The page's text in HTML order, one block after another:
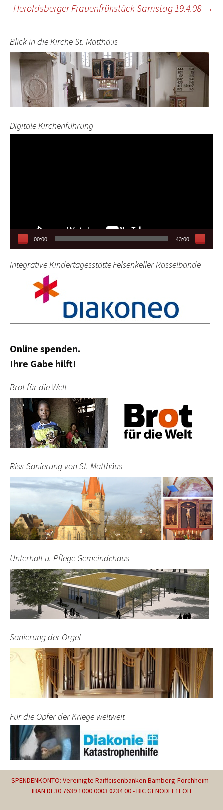
Heroldsberger Frauenfrühstück Samstag 19.4.08 →
Blick in die Kirche St. Matthäus
Digitale Kirchenführung
00:00 43:00
Integrative Kindertagesstätte Felsenkeller Rasselbande
Online spenden.
Ihre Gabe hilft!
Brot für die Welt
Riss-Sanierung von St. Matthäus
Unterhalt u. Pflege Gemeindehaus
Sanierung der Orgel
Für die Opfer der Kriege weltweit
SPENDENKONTO: Vereinigte Raiffeisenbanken Bamberg-Forchheim -
IBAN DE30 7639 1000 0003 0234 00 - BIC GENODEF1FOH